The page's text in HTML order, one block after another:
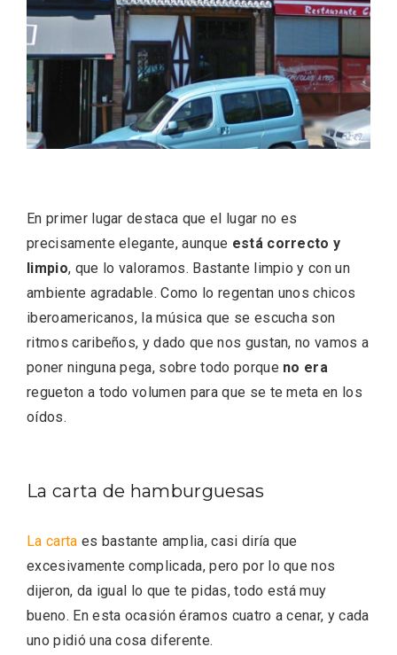
En primer lugar destaca que el lugar no es
precisamente elegante, aunque está correcto y
limpio, que lo valoramos. Bastante limpio y con un
ambiente agradable. Como lo regentan unos chicos
iberoamericanos, la música que se escucha son
ritmos caribeños, y dado que nos gustan, no vamos a
poner ninguna pega, sobre todo porque no era
regueton a todo volumen para que se te meta en los
oídos.
La carta de hamburguesas
La carta es bastante amplia, casi diría que
excesivamente complicada, pero por lo que nos
dijeron, da igual lo que te pidas, todo está muy
bueno. En esta ocasión éramos cuatro a cenar, y cada
uno pidió una cosa diferente.
vermouth de Valladolid
El Espinar, un pueblo oculto de la Sierra
de Guadarrama en su vertiente